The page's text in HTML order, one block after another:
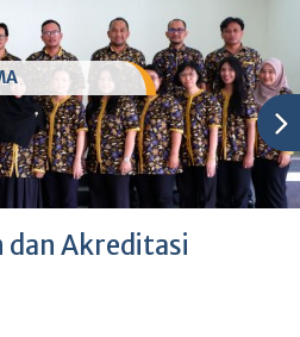
dan Akreditasi